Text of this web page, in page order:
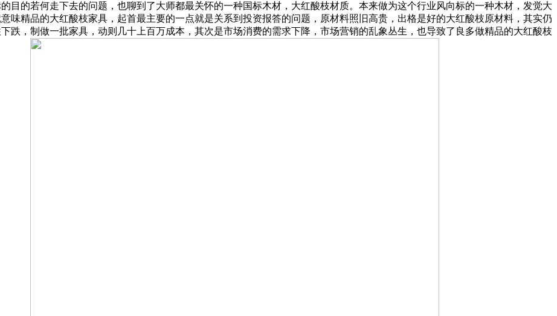
的若何走下去的问题，也聊到了大师都最关怀的一种国标木材，大红酸枝材质。本来做为这个行业风向标的一种木材，发觉大
味精品的大红酸枝家具，起首最主要的一点就是关系到投资报答的问题，原材料照旧高贵，出格是好的大红酸枝原材料，其实仍
跌，制做一批家具，动则几十上百万成本，其次是市场消费的需求下降，市场营销的乱象丛生，也导致了良多做精品的大红酸枝